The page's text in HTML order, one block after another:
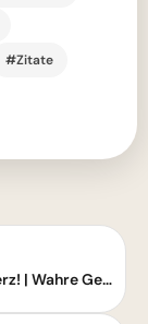
#Zitate
Liebe im Handeln: Das sagt das Herz! | Wahre Gefühle zeigen